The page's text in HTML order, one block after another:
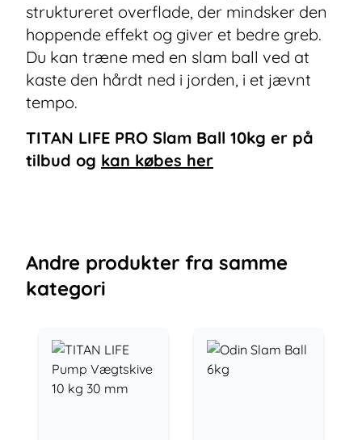
struktureret overflade, der mindsker den
hoppende effekt og giver et bedre greb.
Du kan træne med en slam ball ved at
kaste den hårdt ned i jorden, i et jævnt
tempo.
TITAN LIFE PRO Slam Ball 10kg er på
tilbud og kan købes her
Andre produkter fra samme
kategori